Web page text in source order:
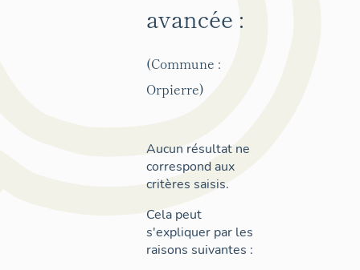
avancée :
(Commune :
Orpierre)
Aucun résultat ne
correspond aux
critères saisis.
Cela peut
s'expliquer par les
raisons suivantes :